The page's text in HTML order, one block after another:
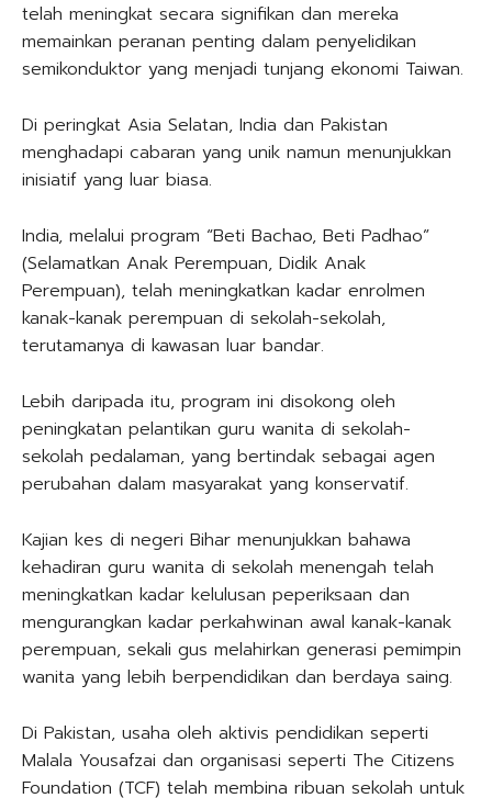
telah meningkat secara signifikan dan mereka
memainkan peranan penting dalam penyelidikan
semikonduktor yang menjadi tunjang ekonomi Taiwan.
Di peringkat Asia Selatan, India dan Pakistan
menghadapi cabaran yang unik namun menunjukkan
inisiatif yang luar biasa.
India, melalui program “Beti Bachao, Beti Padhao”
(Selamatkan Anak Perempuan, Didik Anak
Perempuan), telah meningkatkan kadar enrolmen
kanak-kanak perempuan di sekolah-sekolah,
terutamanya di kawasan luar bandar.
Lebih daripada itu, program ini disokong oleh
peningkatan pelantikan guru wanita di sekolah-
sekolah pedalaman, yang bertindak sebagai agen
perubahan dalam masyarakat yang konservatif.
Kajian kes di negeri Bihar menunjukkan bahawa
kehadiran guru wanita di sekolah menengah telah
meningkatkan kadar kelulusan peperiksaan dan
mengurangkan kadar perkahwinan awal kanak-kanak
perempuan, sekali gus melahirkan generasi pemimpin
wanita yang lebih berpendidikan dan berdaya saing.
Di Pakistan, usaha oleh aktivis pendidikan seperti
Malala Yousafzai dan organisasi seperti The Citizens
Foundation (TCF) telah membina ribuan sekolah untuk